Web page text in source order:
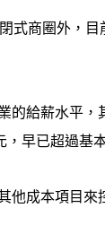
式商圈外，
的給薪水平
早已超過基
他成本項目來